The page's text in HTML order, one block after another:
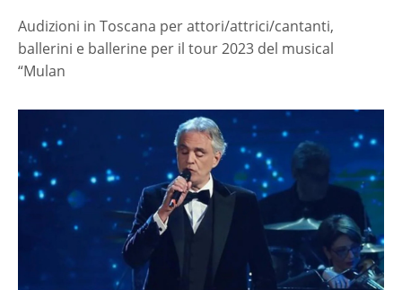
Audizioni in Toscana per attori/attrici/cantanti,
ballerini e ballerine per il tour 2023 del musical
“Mulan